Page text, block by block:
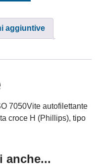
aggiuntive
7050Vite autofilettante
croce H (Phillips), tipo
anche...